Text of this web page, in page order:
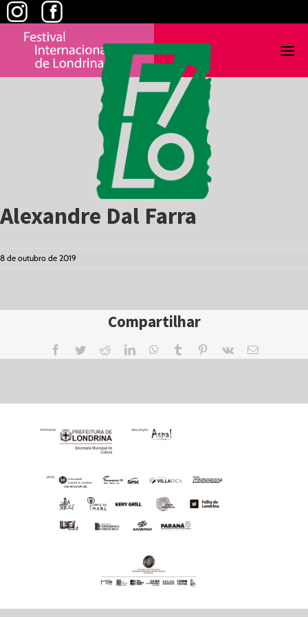
Skip
to
content
Alexandre Dal Farra
8 de outubro de 2019
Compartilhar
Facebook
TwitterRedditLinkedInWhatsApp
Tumblr Pinterest
Vk Email